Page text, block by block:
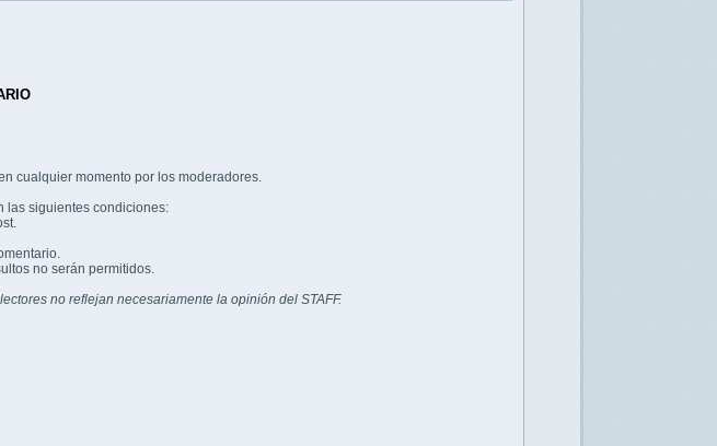
cualquier momento por los moderadores.
las siguientes condiciones:
no serán permitidos.
no reflejan necesariamente la opinión del STAFF.